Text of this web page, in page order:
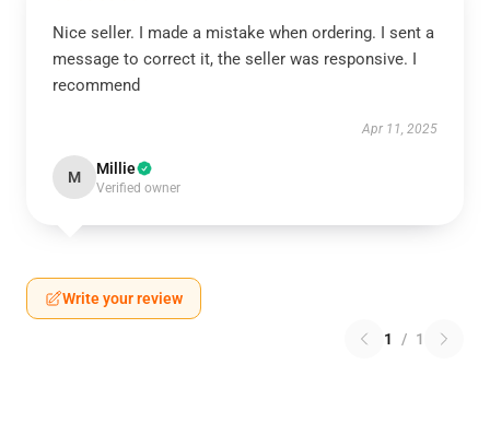
Nice seller. I made a mistake when ordering. I sent a
message to correct it, the seller was responsive. I
recommend
Apr 11, 2025
M Millie
Verified owner
Write your review
1 / 1